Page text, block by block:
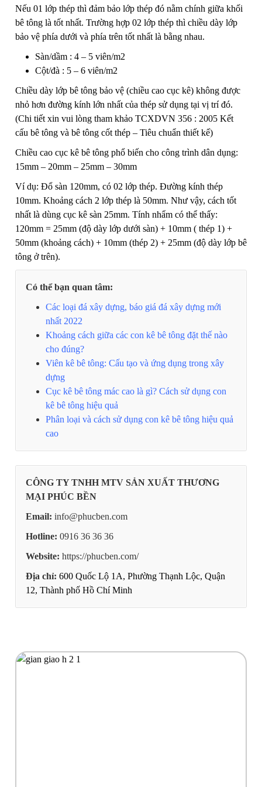
Nếu 01 lớp thép thì đảm bảo lớp thép đó nằm chính giữa khối
bê tông là tốt nhất. Trường hợp 02 lớp thép thì chiều dày lớp
bảo vệ phía dưới và phía trên tốt nhất là bằng nhau.
Sàn/dầm : 4 – 5 viên/m2
Cột/đà : 5 – 6 viên/m2
Chiều dày lớp bê tông bảo vệ (chiều cao cục kê) không được
nhỏ hơn đường kính lớn nhất của thép sử dụng tại vị trí đó.
(Chi tiết xin vui lòng tham khảo TCXDVN 356 : 2005 Kết
cấu bê tông và bê tông cốt thép – Tiêu chuẩn thiết kế)
Chiều cao cục kê bê tông phổ biến cho công trình dân dụng:
15mm – 20mm – 25mm – 30mm
Ví dụ: Đổ sàn 120mm, có 02 lớp thép. Đường kính thép
10mm. Khoảng cách 2 lớp thép là 50mm. Như vậy, cách tốt
nhất là dùng cục kê sàn 25mm. Tính nhẩm có thể thấy:
120mm = 25mm (độ dày lớp dưới sàn) + 10mm ( thép 1) +
50mm (khoảng cách) + 10mm (thép 2) + 25mm (độ dày lớp bê
tông ở trên).
Có thể bạn quan tâm:
Các loại đá xây dựng, báo giá đá xây dựng mới
nhất 2022
Khoảng cách giữa các con kê bê tông đặt thế nào
cho đúng?
Viên kê bê tông: Cấu tạo và ứng dụng trong xây
dựng
Cục kê bê tông mác cao là gì? Cách sử dụng con
kê bê tông hiệu quả
Phân loại và cách sử dụng con kê bê tông hiệu quả
cao
CÔNG TY TNHH MTV SẢN XUẤT THƯƠNG
MẠI PHÚC BỀN
Email: info@phucben.com
Hotline: 0916 36 36 36
Website: https://phucben.com/
Địa chỉ: 600 Quốc Lộ 1A, Phường Thạnh Lộc, Quận
12, Thành phố Hồ Chí Minh